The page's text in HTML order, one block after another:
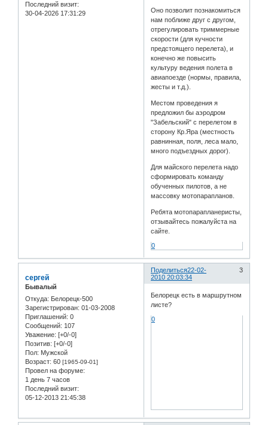
Последний визит:
30-04-2026 17:31:29
Оно позволит познакомиться
нам поближе друг с другом,
отрегулировать триммерные
скорости (для кучности
предстоящего перелета), и
конечно же повысить
культуру ведения полета в
авиапоезде (нормы, правила,
жесты и т.д.).
Местом проведения я
предложил бы аэродром
"Забельский" с перелетом в
сторону Кр.Яра (местность
равнинная, поля, леса мало,
много подъездных дорог).
Для майского перелета надо
сформировать команду
обученных пилотов, а не
массовку мотопарапланов.
Ребята мотопарапланеристы,
отзывайтесь пожалуйста на
сайте.
0
Поделиться 3
22-02-
2010 20:03:34
сергей
Бывалый
Откуда: Белорецк-500
Зарегистрирован: 01-03-2008
Приглашений: 0
Сообщений: 107
Уважение: [+0/-0]
Позитив: [+0/-0]
Пол: Мужской
Возраст: 60 [1965-09-01]
Провел на форуме:
1 день 7 часов
Последний визит:
05-12-2013 21:45:38
Белорецк есть в маршрутном
листе?
0